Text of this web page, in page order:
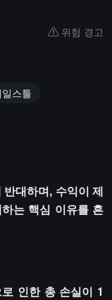
위험 경고
스툴
대하며, 수익이 제
는 핵심 이유를 흔
인한 총 손실이 1